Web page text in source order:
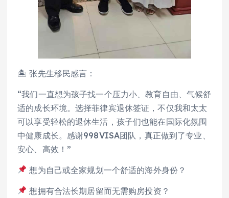
🏝 张先生移民感言：
“我们一直想为孩子找一个压力小、教育自由、气候舒
适的成长环境。选择菲律宾退休签证，不仅我和太太
可以享受轻松的退休生活，孩子们也能在国际化氛围
中健康成长。感谢998VISA团队，真正做到了专业、
安心、高效！”
想为自己或全家规划一个舒适的海外身份？
想拥有合法长期居留而无需购房投资？